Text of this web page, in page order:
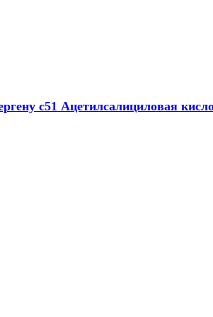
c51 Ацетилсалициловая